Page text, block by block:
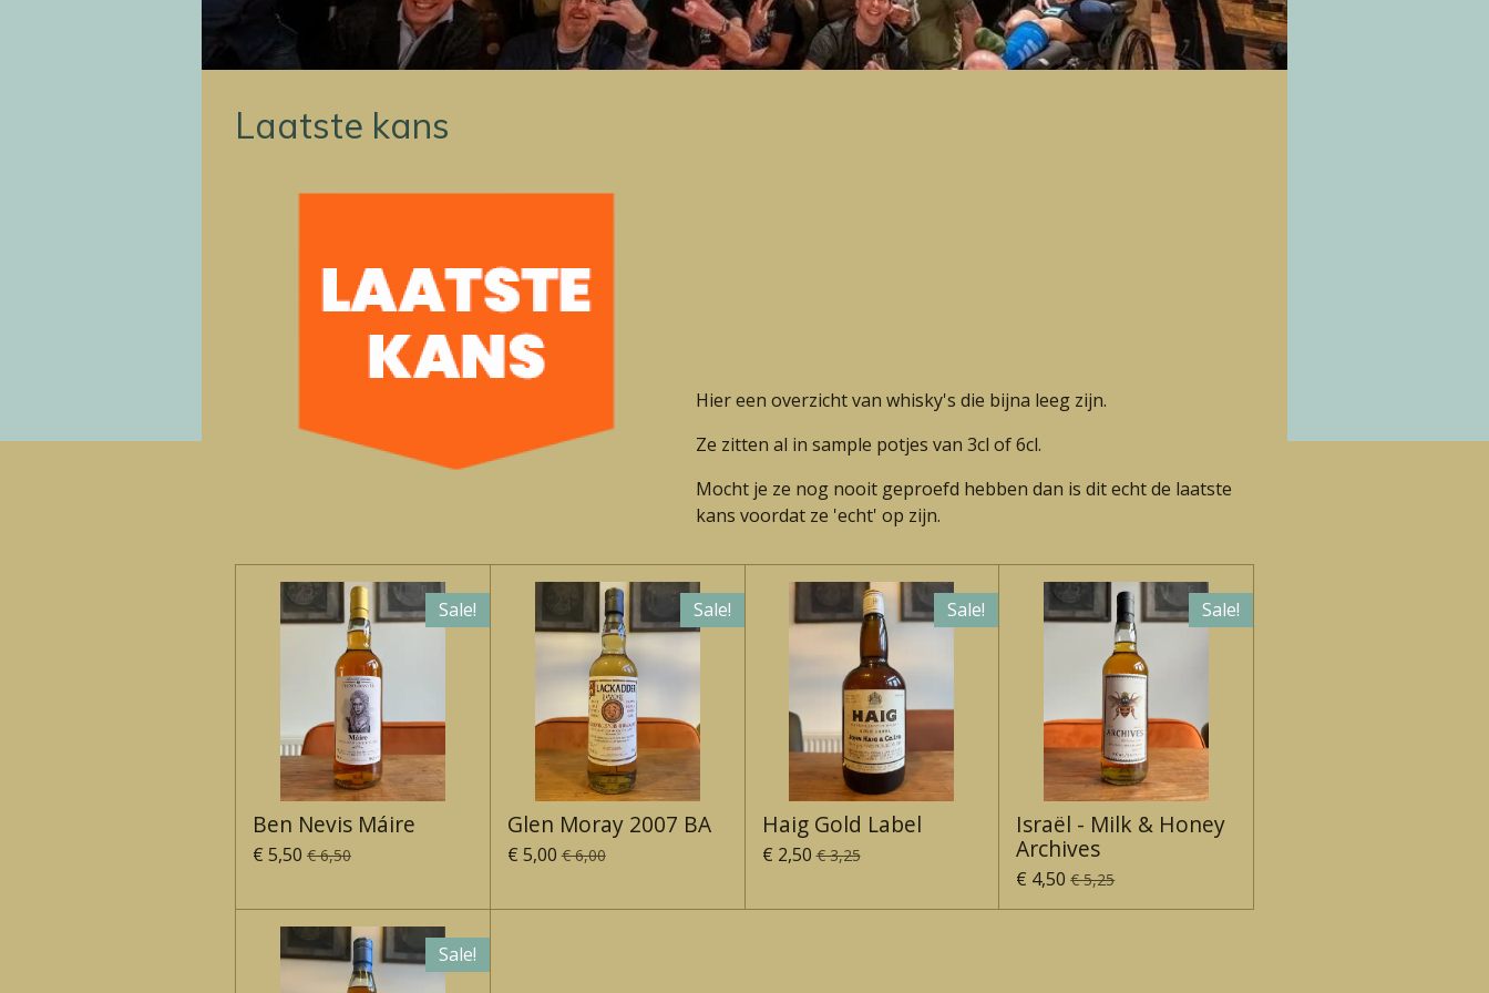
Laatste kans
Hier een overzicht van whisky's die bijna leeg zijn.
Ze zitten al in sample potjes van 3cl of 6cl.
Mocht je ze nog nooit geproefd hebben dan is dit echt de laatste
kans voordat ze 'echt' op zijn.
Sale!
Ben Nevis Máire
€ 5,50 € 6,50
Sale!
Glen Moray 2007 BA
€ 5,00 € 6,00
Sale!
Haig Gold Label
€ 2,50 € 3,25
Sale!
Israël - Milk & Honey
Archives
€ 4,50 € 5,25
Sale!